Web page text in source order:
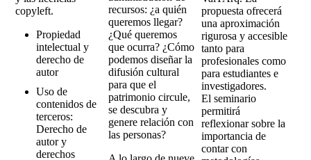
copyleft.
Propiedad
intelectual y
derecho de
autor
Uso de
contenidos de
terceros:
Derecho de
autor y
derechos
recursos: ¿a quién
queremos llegar?
¿Qué queremos
que ocurra? ¿Cómo
podemos diseñar la
difusión cultural
para que el
patrimonio circule,
se descubra y
genere relación con
las personas?
propuesta ofrecerá
una aproximación
rigurosa y accesible
tanto para
profesionales como
para estudiantes e
investigadores.
El seminario
permitirá
reflexionar sobre la
importancia de
contar con